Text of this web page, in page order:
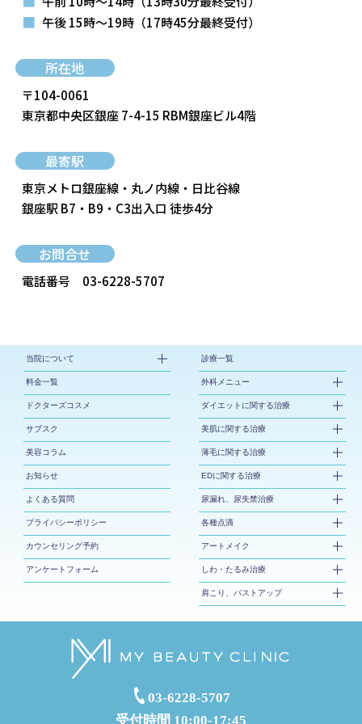
■ 午後 15時～19時 （17時45分最終受付）
所在地
〒104-0061
東京都中央区銀座 7-4-15 RBM銀座ビル4階
最寄駅
東京メトロ銀座線・丸ノ内線・日比谷線
銀座駅 B7・B9・C3出入口 徒歩4分
お問合せ
電話番号 03-6228-5707
当院について
料金一覧
ドクターズコスメ
サブスク
美容コラム
お知らせ
よくある質問
プライバシーポリシー
カウンセリング予約
アンケートフォーム
診療一覧
外科メニュー
ダイエットに関する治療
美肌に関する治療
薄毛に関する治療
EDに関する治療
尿漏れ、尿失禁治療
各種点滴
アートメイク
しわ・たるみ治療
肩こり、バストアップ
03-6228-5707
受付時間 10:00-17:45